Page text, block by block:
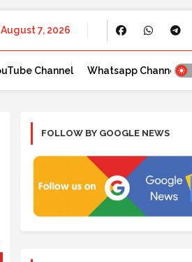
August 7, 2026
Channel Whatsapp Channel
FOLLOW BY GOOGLE NEWS